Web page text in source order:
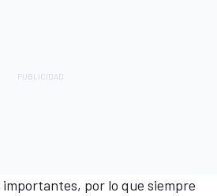
importantes, por lo que siempre